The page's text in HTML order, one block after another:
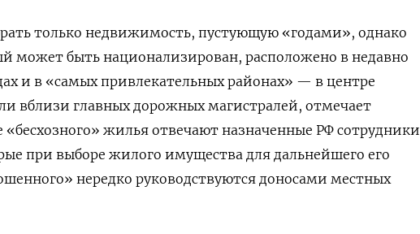
только недвижимость, пустующую «годами», однако
может быть национализирован, расположено в недавно
и в «самых привлекательных районах» — в центре
вблизи главных дорожных магистралей, отмечает
«бесхозного» жилья отвечают назначенные РФ сотрудники
при выборе жилого имущества для дальнейшего его
нередко руководствуются доносами местных